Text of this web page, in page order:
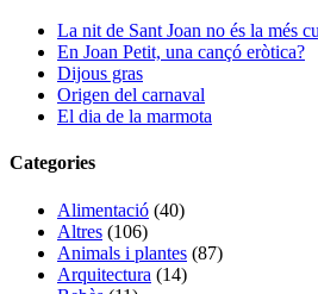
La nit de Sant Joan no és la més
En Joan Petit, una cançó eròtica?
Dijous gras
Origen del carnaval
El dia de la marmota
Categories
Alimentació (40)
Altres (106)
Animals i plantes (87)
Arquitectura (14)